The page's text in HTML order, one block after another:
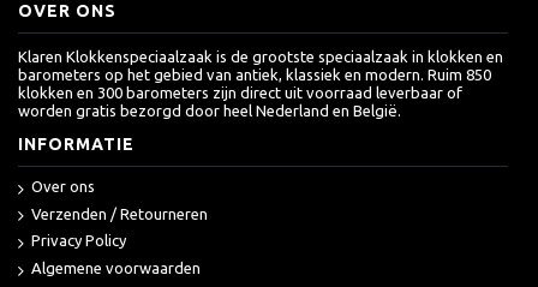
OVER ONS
Klaren Klokkenspeciaalzaak is de grootste speciaalzaak in klokken en
barometers op het gebied van antiek, klassiek en modern. Ruim 850
klokken en 300 barometers zijn direct uit voorraad leverbaar of
worden gratis bezorgd door heel Nederland en België.
INFORMATIE
Over ons
Verzenden / Retourneren
Privacy Policy
Algemene voorwaarden